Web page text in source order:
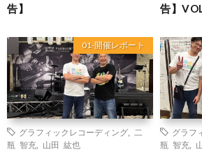
告】
告】
01-開催レポート
グラフィックレコーディング
二
瓶 智充
山田 紘也
グラフ
瓶 智充